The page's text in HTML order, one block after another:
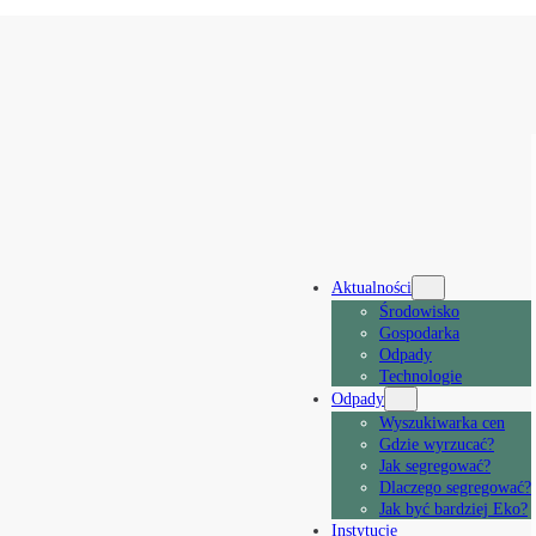
Aktualności
Środowisko
Gospodarka
Odpady
Technologie
Odpady
Wyszukiwarka cen
Gdzie wyrzucać?
Jak segregować?
Dlaczego segregować?
Jak być bardziej Eko?
Instytucje